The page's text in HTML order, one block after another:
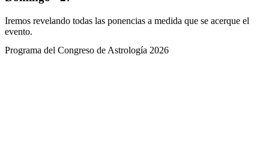
Iremos revelando todas las ponencias a medida que se acerque el
evento.
Programa del Congreso de Astrología 2026